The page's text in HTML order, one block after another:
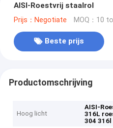
AISI-Roestvrij staalrol
Prijs：Negotiate MOQ：10
Beste prijs
Productomschrijving
Hoog licht
AISI-
316L
304 316l